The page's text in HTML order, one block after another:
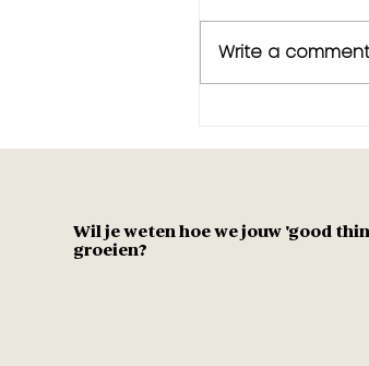
Change is
Write a
Wil je weten hoe we jouw 'good
groeien?